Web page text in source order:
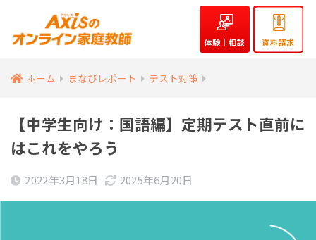
体験｜相談 資料請求
ホーム まなびレポート テスト対策
【中学生向け：国語編】定期テスト直前に
はこれをやろう
2022年3月18日 2025年6月20日